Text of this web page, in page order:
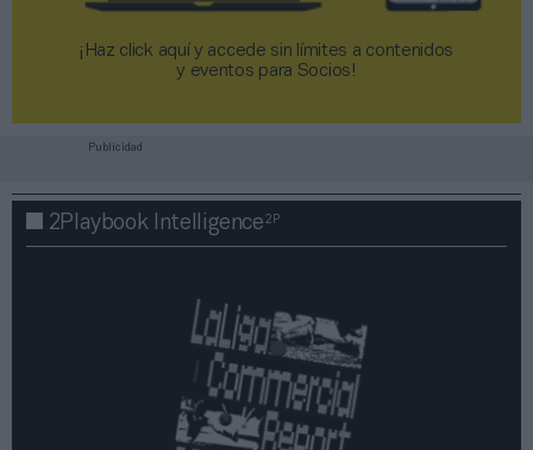
¡Haz click aquí y accede sin límites a contenidos
y eventos para Socios!​​​​​​​
Publicidad
2Playbook Intelligence2P